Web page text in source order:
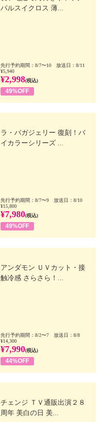
パルスイクロス 薄...
先行予約期間：8/7〜10 放送日：8/11
¥5,940
¥2,998(税込)
49%OFF
ラ・バガジェリー 復刻！バ
イカラーシリーズ ...
先行予約期間：8/7〜9 放送日：8/10
¥15,800
¥7,980(税込)
49%OFF
アンダモン ＵＶカット・接
触冷感 さらさら！...
先行予約期間：8/2〜7 放送日：8/8
¥14,300
¥7,990(税込)
44%OFF
チェンジ ＴＶ通販出演２８
周年 美白の日 美...